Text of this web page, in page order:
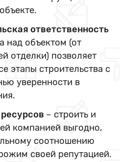
ответственность
над объектом (от
отделки) позволяет
этапы строительства с
уверенности в
– строить и
компанией выгодно,
соотношению
своей репутацией.